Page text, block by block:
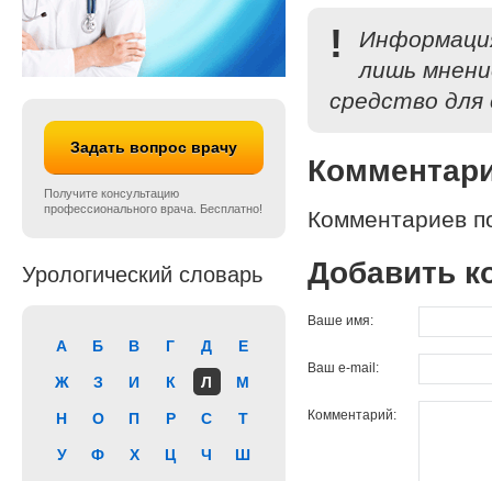
Задать вопрос врачу
Получите консультацию
профессионального врача. Бесплатно!
Урологический словарь
А Б В Г Д Е
Ж З И К Л М
Н О П Р С Т
У Ф Х Ц Ч Ш
!
лишь
средство для
Комментариев
Добавить
Ваше имя:
Ваш e-mail:
Комментарий: